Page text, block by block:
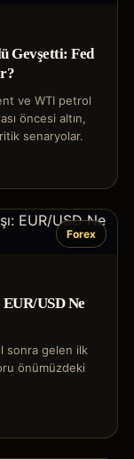
Gevşetti: Fed
ve WTI petrol
öncesi altın,
senaryolar.
Forex
USD Ne
sonra gelen ilk
önümüzdeki